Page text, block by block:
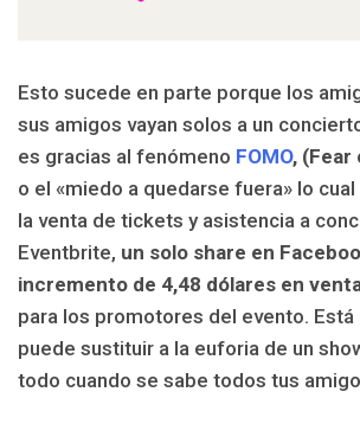
Esto sucede en parte porque los
sus amigos vayan solos a un
es gracias al fenómeno FOMO, (Fear
o el «miedo a quedarse fuera» lo
la venta de tickets y asistencia a
Eventbrite, un solo share en
incremento de 4,48 dólares en
para los promotores del evento. Está
puede sustituir a la euforia de un
todo cuando se sabe todos tus